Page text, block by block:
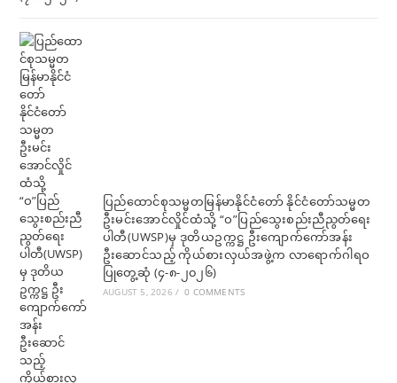
ပြည်ထောင်စုသမ္မတမြန်မာနိုင်ငံတော် နိုင်ငံတော်သမ္မတ
ဦးမင်းအောင်လှိုင်ထံသို့ “ဝ”ပြည်သွေးစည်းညီညွတ်ရေး
ပါတီ(UWSP)မှ ဒုတိယဥက္ကဋ္ဌ ဦးကျောက်ကော်အန်း
ဦးဆောင်သည့် ကိုယ်စားလှယ်အဖွဲ့က လာရောက်ဂါရဝ
ပြုတွေ့ဆုံ (၄-၈-၂၀၂၆)
AUGUST 5, 2026 / 0 COMMENTS